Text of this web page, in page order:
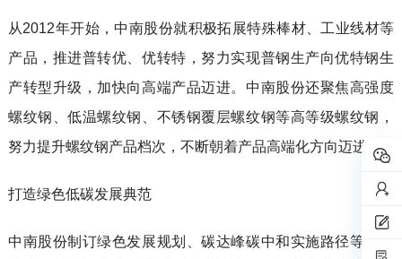
从2012年开始，中南股份就积极拓展特殊棒材、工业线材等
产品，推进普转优、优转特，努力实现普钢生产向优特钢生
产转型升级，加快向高端产品迈进。中南股份还聚焦高强度
螺纹钢、低温螺纹钢、不锈钢覆层螺纹钢等高等级螺纹钢，
努力提升螺纹钢产品档次，不断朝着产品高端化方向迈进。
打造绿色低碳发展典范
中南股份制订绿色发展规划、碳达峰碳中和实施路径等行动